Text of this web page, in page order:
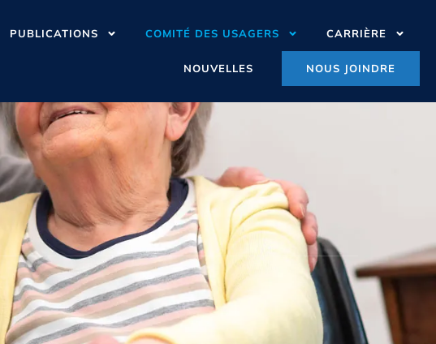
PUBLICATIONS COMITÉ DES USAGERS CARRIÈRE
NOUVELLES NOUS JOINDRE